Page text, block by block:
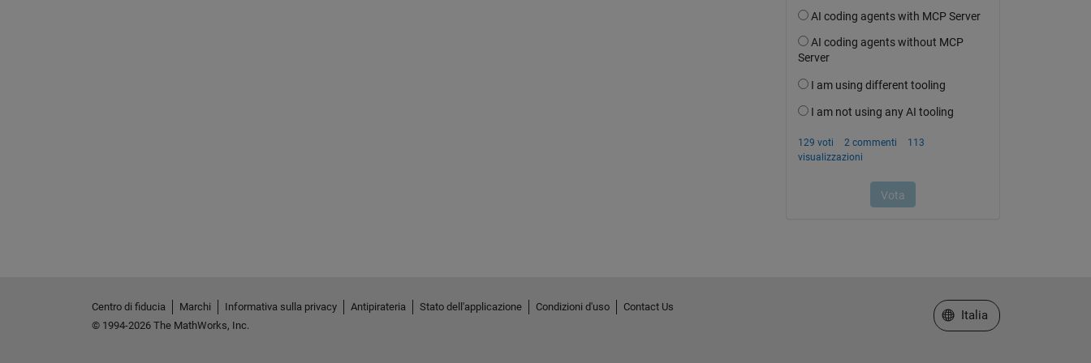
Centro di fiducia Marchi Informativa sulla privacy Antipirateria Stato dell'applicazione Condizioni d'uso
Contact Us
© 1994-2026 The MathWorks, Inc.
Seleziona un sito web
Italia